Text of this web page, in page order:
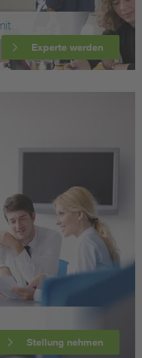
Experte werden
Stellung nehmen